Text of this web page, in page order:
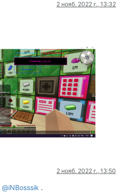
2 нояб. 2022 г., 13:32
2 нояб. 2022 г., 13:50
@iNBosssik .